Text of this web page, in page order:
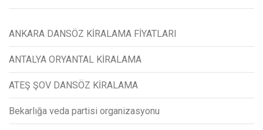
ANKARA DANSÖZ KİRALAMA FİYATLARI
ANTALYA ORYANTAL KİRALAMA
ATEŞ ŞOV DANSÖZ KİRALAMA
Bekarlığa veda partisi organizasyonu